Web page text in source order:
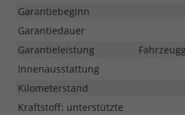
Garantiebeginn
Garantiedauer
Garantieleistung
Innenausstattung
Kilometerstand
Kraftstoff: unterstützte